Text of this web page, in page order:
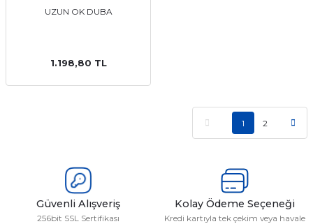
UZUN OK DUBA
1.198,80 TL
1 2
Güvenli Alışveriş
256bit SSL Sertifikası
Kolay Ödeme Seçeneği
Kredi kartıyla tek çekim veya havale